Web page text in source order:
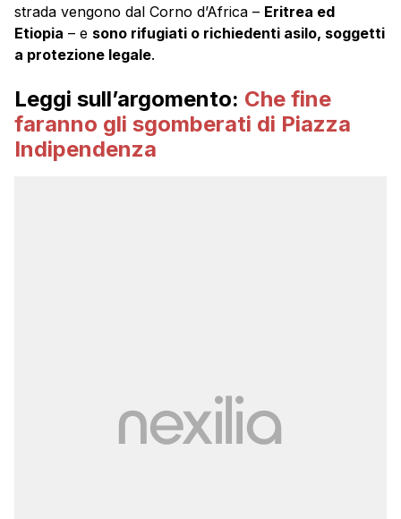
strada vengono dal Corno d’Africa – Eritrea ed
Etiopia – e sono rifugiati o richiedenti asilo, soggetti
a protezione legale.
Leggi sull’argomento: Che fine
faranno gli sgomberati di Piazza
Indipendenza